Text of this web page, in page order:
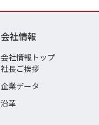
会社情報
会社情報トップ
社長ご挨拶
企業データ
沿革